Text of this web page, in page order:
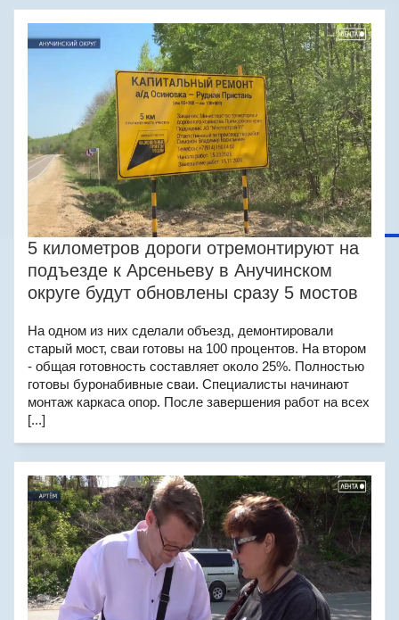
5 километров дороги отремонтируют на
подъезде к Арсеньеву в Анучинском
округе будут обновлены сразу 5 мостов
На одном из них сделали объезд, демонтировали
старый мост, сваи готовы на 100 процентов. На втором
- общая готовность составляет около 25%. Полностью
готовы буронабивные сваи. Специалисты начинают
монтаж каркаса опор. После завершения работ на всех
[...]